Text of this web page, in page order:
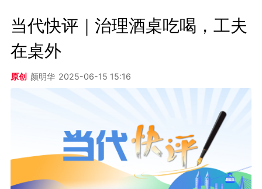
当代快评｜治理酒桌吃喝，工夫
在桌外
原创 颜明华 2025-06-15 15:16